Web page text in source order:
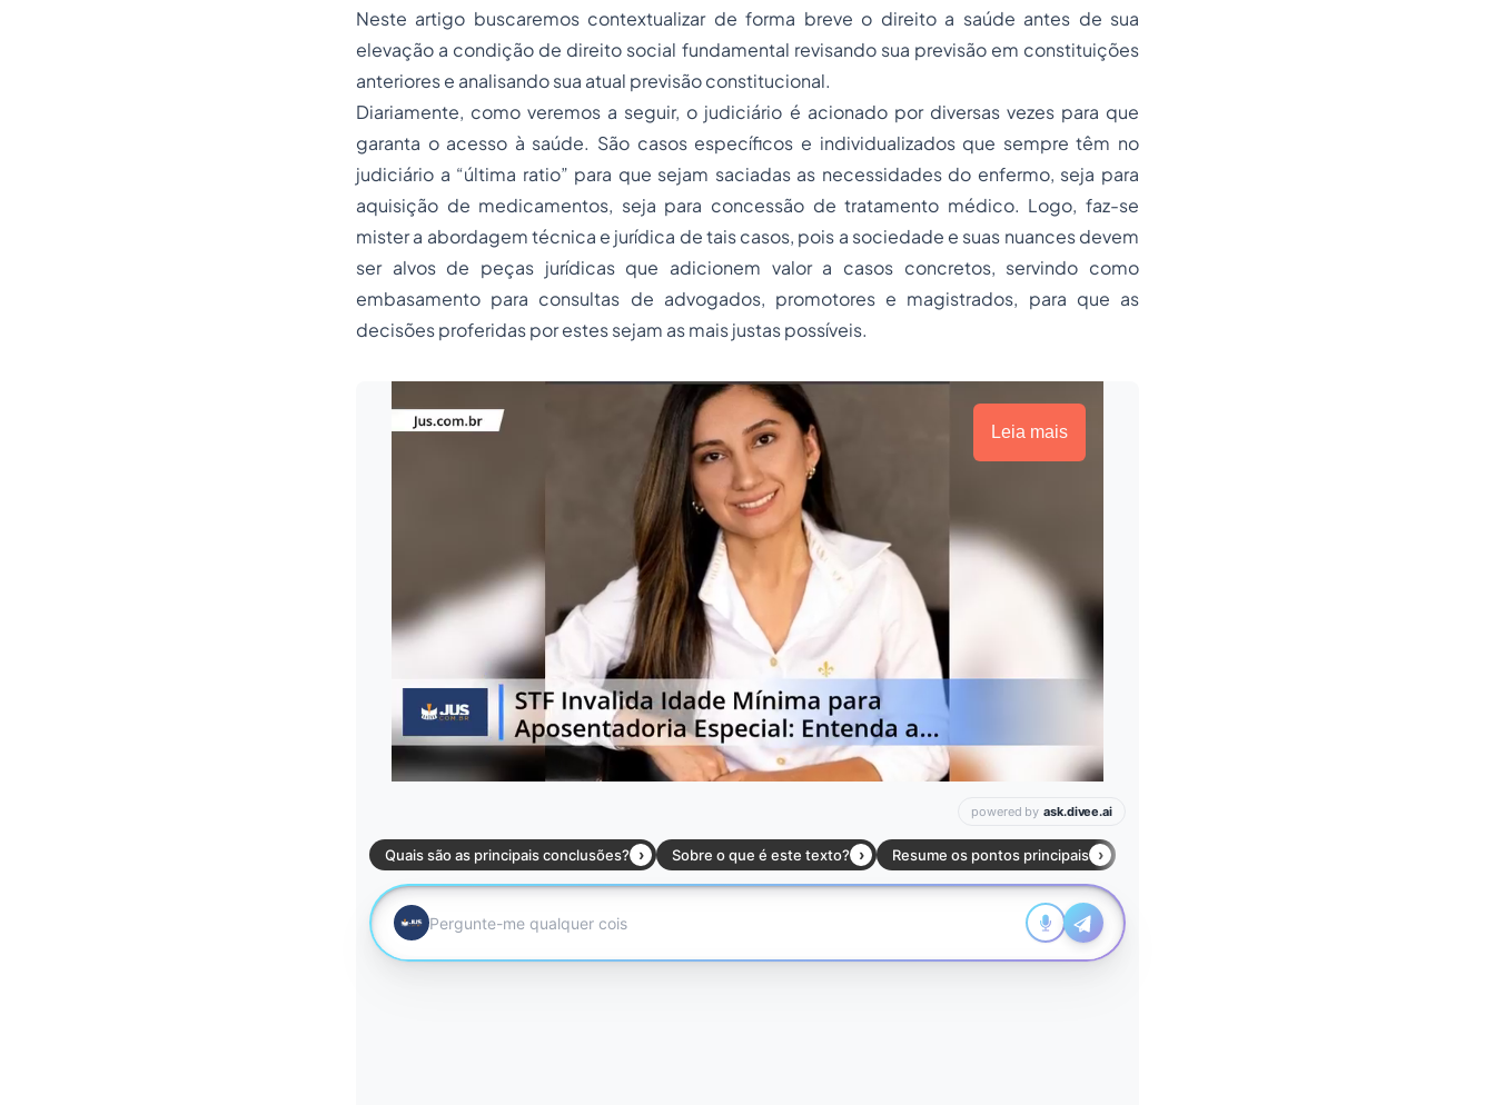
Neste artigo buscaremos contextualizar de forma breve o direito a saúde antes de sua
elevação a condição de direito social fundamental revisando sua previsão em constituições
anteriores e analisando sua atual previsão constitucional.
Diariamente, como veremos a seguir, o judiciário é acionado por diversas vezes para que
garanta o acesso à saúde. São casos específicos e individualizados que sempre têm no
judiciário a “última ratio” para que sejam saciadas as necessidades do enfermo, seja para
aquisição de medicamentos, seja para concessão de tratamento médico. Logo, faz-se
mister a abordagem técnica e jurídica de tais casos, pois a sociedade e suas nuances devem
ser alvos de peças jurídicas que adicionem valor a casos concretos, servindo como
embasamento para consultas de advogados, promotores e magistrados, para que as
decisões proferidas por estes sejam as mais justas possíveis.
Leia mais